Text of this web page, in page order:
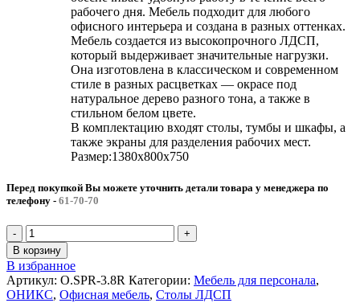
рабочего дня. Мебель подходит для любого
офисного интерьера и создана в разных оттенках.
Мебель создается из высокопрочного ЛДСП,
который выдерживает значительные нагрузки.
Она изготовлена в классическом и современном
стиле в разных расцветках — окрасе под
натуральное дерево разного тона, а также в
стильном белом цвете.
В комплектацию входят столы, тумбы и шкафы, а
также экраны для разделения рабочих мест.
Размер:1380х800х750
Перед покупкой Вы можете уточнить детали товара у менеджера по
телефону - 61-70-70
В корзину
В избранное
Артикул: O.SPR-3.8R Категории: Мебель для персонала,
ОНИКС, Офисная мебель, Столы ЛДСП